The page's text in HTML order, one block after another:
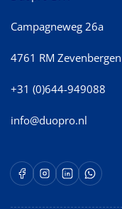
Campagneweg 26a
4761 RM Zevenbergen
+31 (0)644-949088
info@duopro.nl
FacebookInstagram
LinkedInWhatsApp Opent in een nieuw venster.